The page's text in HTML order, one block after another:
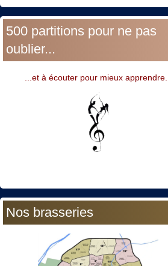
500 partitions pour ne pas
oublier...
...et à écouter pour mieux apprendre...
Nos brasseries